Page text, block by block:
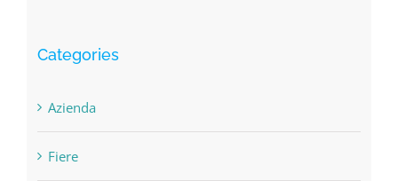
Categories
Azienda
Fiere